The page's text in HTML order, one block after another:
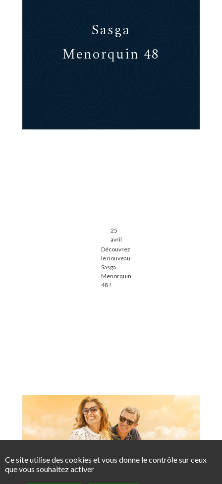
Sasga
Menorquin 48
25
avril
Découvrez
le nouveau
Sasga
Menorquin
48 !
Ce site utilise des cookies et vous donne le contrôle sur ceux
que vous souhaitez activer